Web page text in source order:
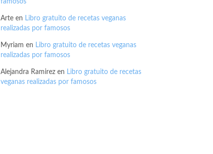
famosos
Arte en Libro gratuito de recetas veganas
realizadas por famosos
Myriam en Libro gratuito de recetas veganas
realizadas por famosos
Alejandra Ramirez en Libro gratuito de recetas
veganas realizadas por famosos